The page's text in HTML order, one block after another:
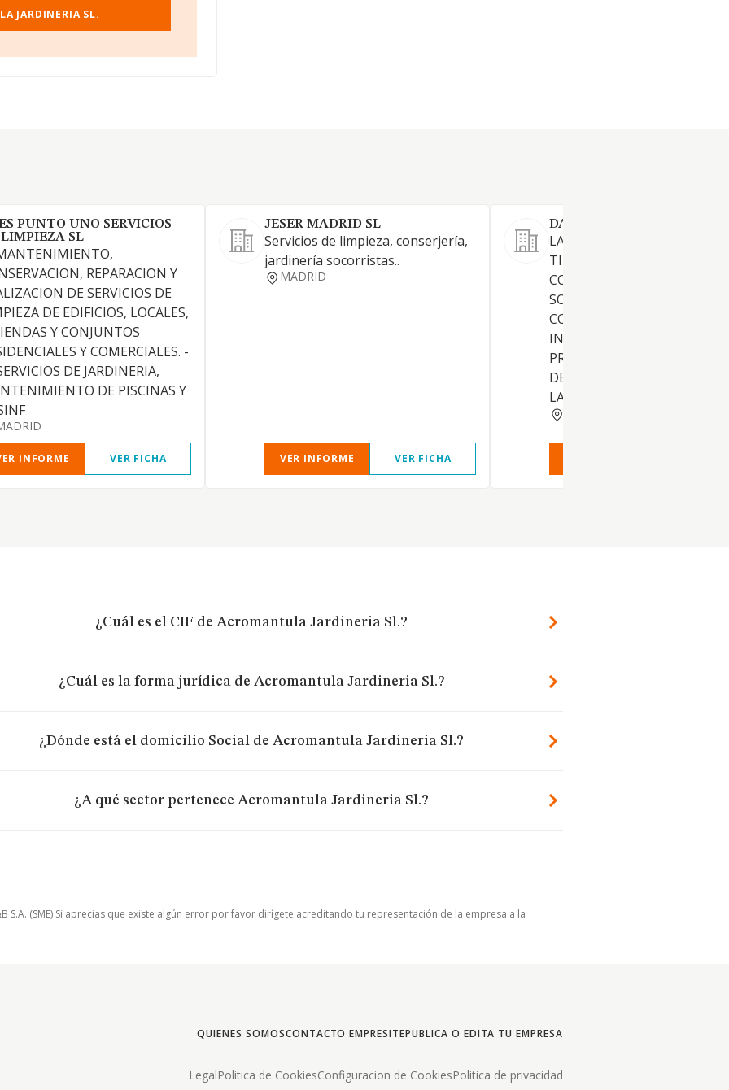
JARDINERIA SL.
PUNTO UNO SERVICIOS
SL
REPARACION Y
DE SERVICIOS DE
DE EDIFICIOS, LOCALES,
Y CONJUNTOS
Y COMERCIALES. -
DE JARDINERIA,
DE PISCINAS Y
INFORME VER FICHA
JESER MADRID SL
Servicios de limpieza, conserjería,
jardinería socorristas..
MADRID
VER INFORME VER FICHA
DANNIBRUSITOS SL.
LA COMPRAVENTA DE TODO
TIPO DE BIENES
CONCESIONES
SOBRE LOS MISMOS. LA
CONSTRUCCION Y
INMOBILIARIA, POR CUENTA
PROPIA O AJENA, DE TODO
DE TERRENOS Y
LA REALIZACION DE ...
¿Cuál es el CIF de Acromantula Jardineria Sl.?
¿Cuál es la forma jurídica de Acromantula Jardineria Sl.?
¿Dónde está el domicilio Social de Acromantula Jardineria Sl.?
¿A qué sector pertenece Acromantula Jardineria Sl.?
(SME) Si aprecias que existe algún error por favor dirígete acreditando tu representación de la empresa a la
QUIENES SOMOSCONTACTO EMPRESITEPUBLICA O EDITA TU EMPRESA
LegalPolitica de CookiesConfiguracion de CookiesPolitica de privacidad